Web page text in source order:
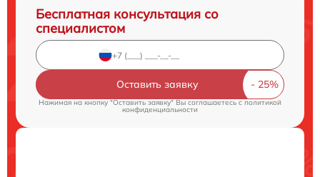
Бесплатная консультация со
специалистом
Оставить заявку
Нажимая на кнопку "Оставить заявку" Вы соглашаетесь c политикой
конфиденциальности